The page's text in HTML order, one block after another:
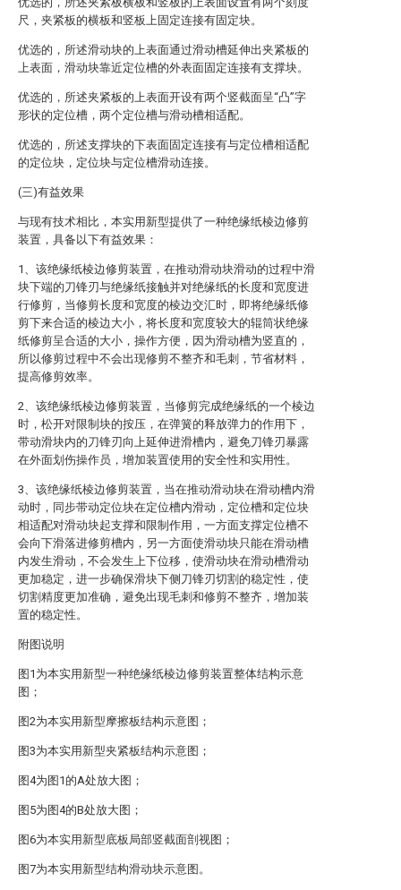
尺，夹紧板的横板和竖板上固定连接有固定块。
优选的，所述滑动块的上表面通过滑动槽延伸出夹紧板的
上表面，滑动块靠近定位槽的外表面固定连接有支撑块。
优选的，所述夹紧板的上表面开设有两个竖截面呈“凸”字
形状的定位槽，两个定位槽与滑动槽相适配。
优选的，所述支撑块的下表面固定连接有与定位槽相适配
的定位块，定位块与定位槽滑动连接。
(三)有益效果
与现有技术相比，本实用新型提供了一种绝缘纸棱边修剪
装置，具备以下有益效果：
1、该绝缘纸棱边修剪装置，在推动滑动块滑动的过程中滑
块下端的刀锋刃与绝缘纸接触并对绝缘纸的长度和宽度进
行修剪，当修剪长度和宽度的棱边交汇时，即将绝缘纸修
剪下来合适的棱边大小，将长度和宽度较大的辊筒状绝缘
纸修剪呈合适的大小，操作方便，因为滑动槽为竖直的，
所以修剪过程中不会出现修剪不整齐和毛刺，节省材料，
提高修剪效率。
2、该绝缘纸棱边修剪装置，当修剪完成绝缘纸的一个棱边
时，松开对限制块的按压，在弹簧的释放弹力的作用下，
带动滑块内的刀锋刃向上延伸进滑槽内，避免刀锋刃暴露
在外面划伤操作员，增加装置使用的安全性和实用性。
3、该绝缘纸棱边修剪装置，当在推动滑动块在滑动槽内滑
动时，同步带动定位块在定位槽内滑动，定位槽和定位块
相适配对滑动块起支撑和限制作用，一方面支撑定位槽不
会向下滑落进修剪槽内，另一方面使滑动块只能在滑动槽
内发生滑动，不会发生上下位移，使滑动块在滑动槽滑动
更加稳定，进一步确保滑块下侧刀锋刃切割的稳定性，使
切割精度更加准确，避免出现毛刺和修剪不整齐，增加装
置的稳定性。
附图说明
图1为本实用新型一种绝缘纸棱边修剪装置整体结构示意
图；
图2为本实用新型摩擦板结构示意图；
图3为本实用新型夹紧板结构示意图；
图4为图1的A处放大图；
图5为图4的B处放大图；
图6为本实用新型底板局部竖截面剖视图；
图7为本实用新型结构滑动块示意图。